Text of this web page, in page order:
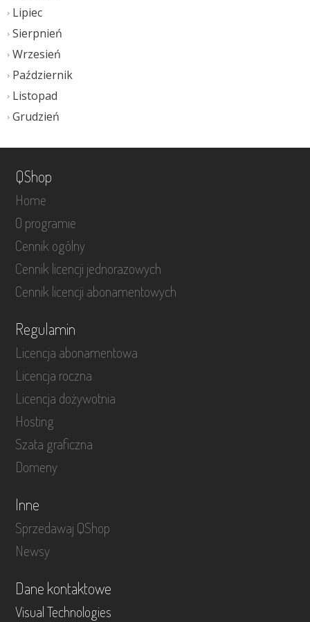
Lipiec
Sierpnień
Wrzesień
Październik
Listopad
Grudzień
QShop
Home
O programie
Cennik ogólny
Cennik licencji jednorazowych
Cennik licencji abonamentowych
Regulamin
Licencja abonamentowa
Licencja roczna
Licencja dożywotnia
Hosting
Szata graficzna
Domeny
Inne
Sprzedawaj QShop
Newsy
Dane kontaktowe
Visual Technologies